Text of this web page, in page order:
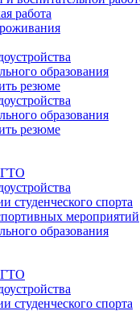
работа
образования
резюме
образования
резюме
ГТО
студенческого спорта
мероприятий
образования
ГТО
студенческого спорта